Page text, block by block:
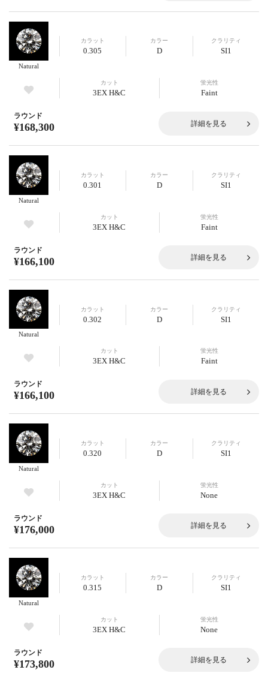
Natural
カラット
0.305
カラー
D
クラリティ
SI1
カット
3EX H&C
蛍光性
Faint
ラウンド
¥168,300 詳細を見る
Natural
カラット
0.301
カラー
D
クラリティ
SI1
カット
3EX H&C
蛍光性
Faint
ラウンド
¥166,100 詳細を見る
Natural
カラット
0.302
カラー
D
クラリティ
SI1
カット
3EX H&C
蛍光性
Faint
ラウンド
¥166,100 詳細を見る
Natural
カラット
0.320
カラー
D
クラリティ
SI1
カット
3EX H&C
蛍光性
None
ラウンド
¥176,000 詳細を見る
Natural
カラット
0.315
カラー
D
クラリティ
SI1
カット
3EX H&C
蛍光性
None
ラウンド
¥173,800 詳細を見る